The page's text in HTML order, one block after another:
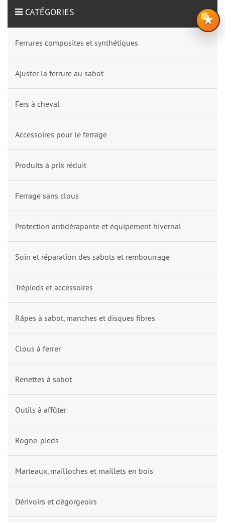
CATÉGORIES
Ferrures composites et synthétiques
Ajuster la ferrure au sabot
Fers à cheval
Accessoires pour le ferrage
Produits à prix réduit
Ferrage sans clous
Protection antidérapante et équipement hivernal
Soin et réparation des sabots et rembourrage
Trépieds et accessoires
Râpes à sabot, manches et disques fibres
Clous à ferrer
Renettes à sabot
Outils à affûter
Rogne-pieds
Marteaux, mailloches et maillets en bois
Dérivoirs et dégorgeoirs
★